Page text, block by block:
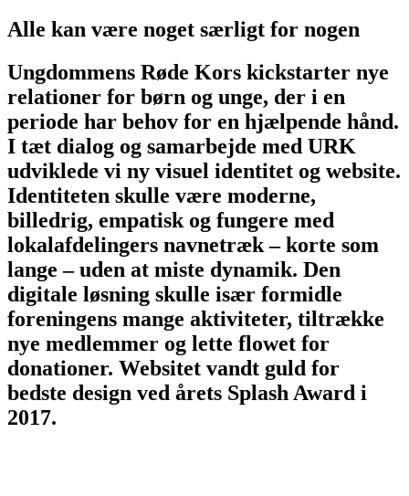
Alle kan være noget særligt for nogen
Ungdommens Røde Kors kickstarter nye
relationer for børn og unge, der i en
periode har behov for en hjælpende hånd.
I tæt dialog og samarbejde med URK
udviklede vi ny visuel identitet og website.
Identiteten skulle være moderne,
billedrig, empatisk og fungere med
lokalafdelingers navnetræk – korte som
lange – uden at miste dynamik. Den
digitale løsning skulle især formidle
foreningens mange aktiviteter, tiltrække
nye medlemmer og lette flowet for
donationer. Websitet vandt guld for
bedste design ved årets Splash Award i
2017.